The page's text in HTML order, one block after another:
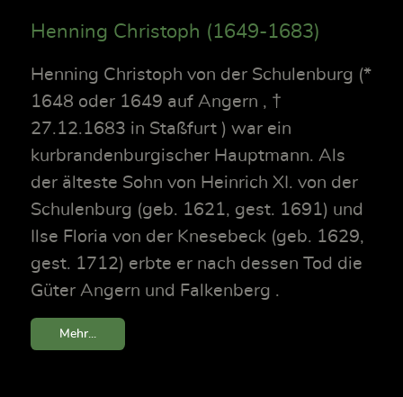
Henning Christoph (1649-1683)
Henning Christoph von der Schulenburg (*
1648 oder 1649 auf Angern , †
27.12.1683 in Staßfurt ) war ein
kurbrandenburgischer Hauptmann. Als
der älteste Sohn von Heinrich XI. von der
Schulenburg (geb. 1621, gest. 1691) und
Ilse Floria von der Knesebeck (geb. 1629,
gest. 1712) erbte er nach dessen Tod die
Güter Angern und Falkenberg .
Mehr...